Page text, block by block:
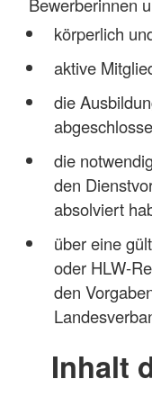
körperlich
aktive
die
die
den
absolviert
über eine
oder HLW-
den
Inhalt